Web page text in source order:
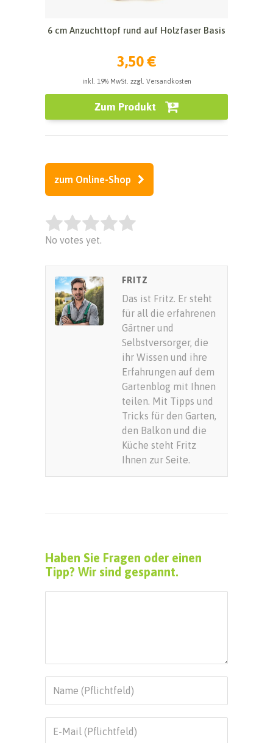
6 cm Anzuchttopf rund auf Holzfaser Basis
3,50 €
inkl. 19% MwSt. zzgl. Versandkosten
Zum Produkt
zum Online-Shop
Rate this item:
SUBMIT RATING
No votes yet.
FRITZ
Das ist Fritz. Er steht
für all die erfahrenen
Gärtner und
Selbstversorger, die
ihr Wissen und ihre
Erfahrungen auf dem
Gartenblog mit Ihnen
teilen. Mit Tipps und
Tricks für den Garten,
den Balkon und die
Küche steht Fritz
Ihnen zur Seite.
Haben Sie Fragen oder einen
Tipp? Wir sind gespannt.